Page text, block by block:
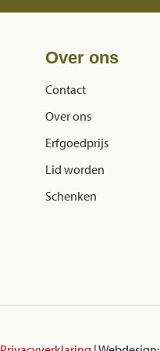
Over ons
Contact
Over ons
Erfgoedprijs
Lid worden
Schenken